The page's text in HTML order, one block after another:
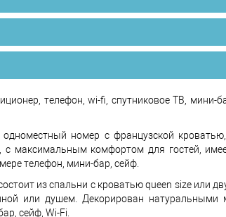
телефон, wi-fi, спутниковое ТВ, мини-
номер с французской
с максимальным комфортом для гостей,
телефон, мини-бар, сейф.
из спальни с кроватью queen size или
или душем. Декорирован натуральными
сейф, Wi-Fi.